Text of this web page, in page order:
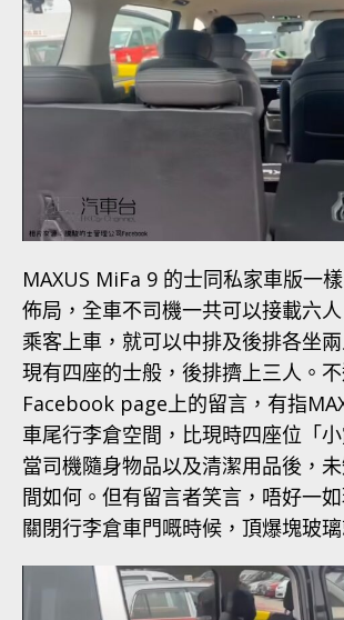
MAXUS MiFa 9 的士同私家車版一
佈局，全車不司機一共可以接載六
乘客上車，就可以中排及後排各坐
現有四座的士般，後排擠上三人。
Facebook page上的留言，有指
車尾行李倉空間，比現時四座位「
當司機隨身物品以及清潔用品後，
間如何。但有留言者笑言，唔好一
關閉行李倉車門嘅時候，頂爆塊玻璃